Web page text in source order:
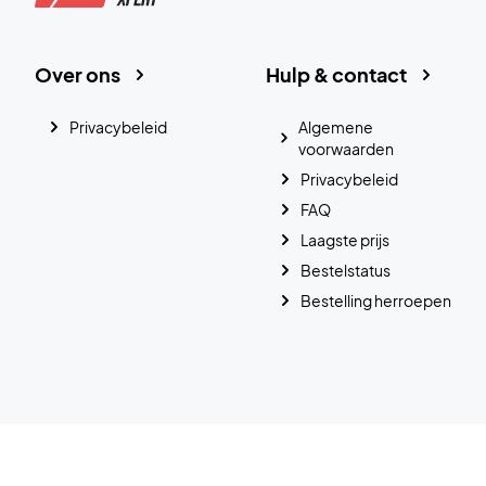
Hulp & contact
Algemene
voorwaarden
Privacybeleid
FAQ
Laagste prijs
Bestelstatus
Bestelling herroepen
Over ons
Privacybeleid